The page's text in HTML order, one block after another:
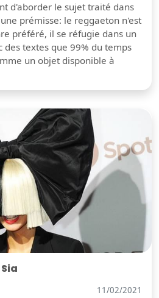
d'aborder le sujet traité dans
prémisse: le reggaeton n'est
préféré, il se réfugie dans un
textes que 99% du temps
un objet disponible à
11/02/2021